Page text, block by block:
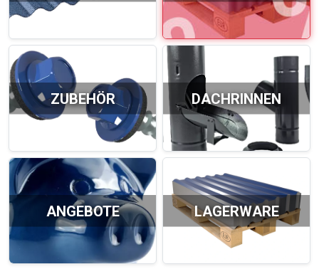
ZUBEHÖR DACHRINNEN
ANGEBOTE LAGERWARE